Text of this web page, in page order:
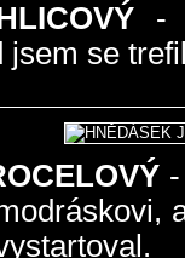
-
jsem se
-